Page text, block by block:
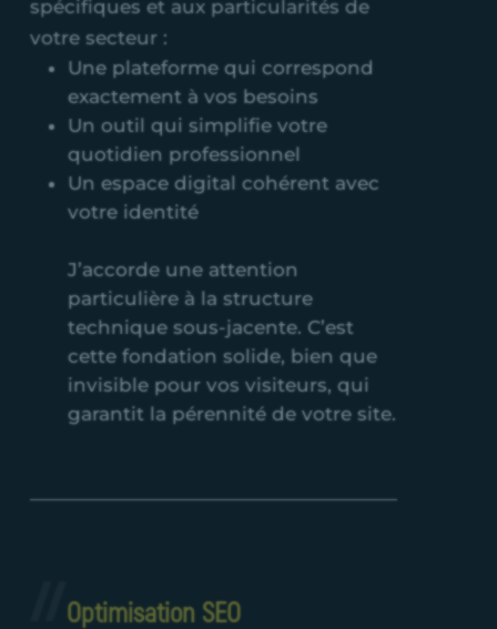
spécifiques et aux particularités de
votre secteur :
Une plateforme qui correspond
exactement à vos besoins
Un outil qui simplifie votre
quotidien professionnel
Un espace digital cohérent avec
votre identité
J’accorde une attention
particulière à la structure
technique sous-jacente. C’est
cette fondation solide, bien que
invisible pour vos visiteurs, qui
garantit la pérennité de votre site.
Optimisation SEO